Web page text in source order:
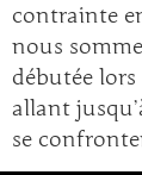
contrainte
nous
débutée lors
allant
se